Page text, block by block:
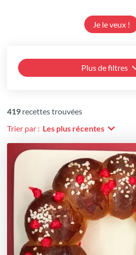
Je le veux !
Plus de filtres
419 recettes trouvées
Trier par : Les plus récentes